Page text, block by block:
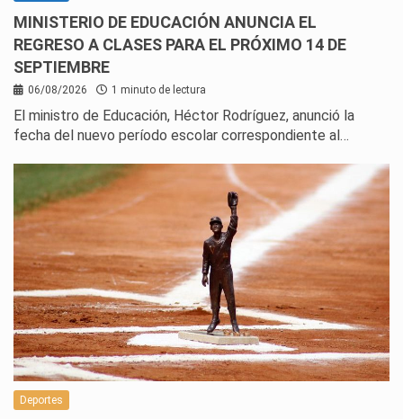
MINISTERIO DE EDUCACIÓN ANUNCIA EL
REGRESO A CLASES PARA EL PRÓXIMO 14 DE
SEPTIEMBRE
06/08/2026 1 minuto de lectura
El ministro de Educación, Héctor Rodríguez, anunció la
fecha del nuevo período escolar correspondiente al…
Deportes